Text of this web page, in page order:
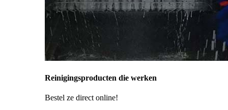
Reinigingsproducten die werken
Bestel ze direct online!